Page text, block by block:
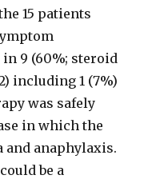
15 patients
9 (60%; steroid
including 1 (7%)
was safely
in which the
and anaphylaxis.
be a